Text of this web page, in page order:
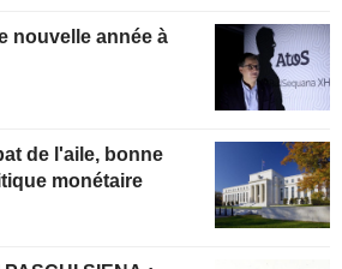
de l'aile, bonne
monétaire